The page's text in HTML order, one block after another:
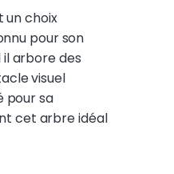
un choix
pour son
arbore des
visuel
pour sa
cet arbre idéal